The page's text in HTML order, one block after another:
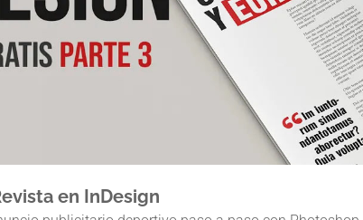
en InDesign